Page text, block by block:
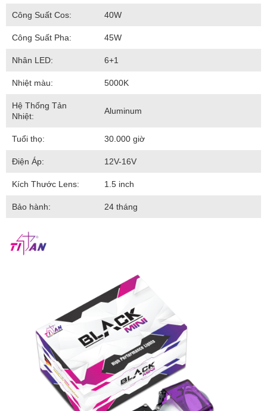
Công Suất Cos: 40W
Công Suất Pha: 45W
Nhân LED: 6+1
Nhiệt màu: 5000K
Hệ Thống Tản
Nhiệt:
Aluminum
Tuổi thọ: 30.000 giờ
Điện Áp: 12V-16V
Kích Thước Lens: 1.5 inch
Bảo hành: 24 tháng